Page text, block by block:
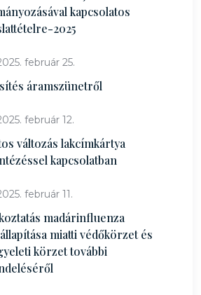
kapcsolatos
2025
február 25.
áramszünetről
február 12.
változás lakcímkártya
kapcsolatban
február 11.
madárinfluenza
miatti védőkörzet és
körzet további